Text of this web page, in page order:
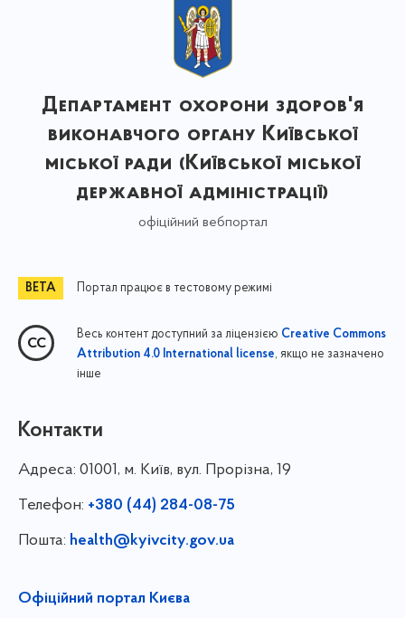
Департамент охорони здоров'я
виконавчого органу Київської
міської ради (Київської міської
державної адміністрації)
офіційний вебпортал
Портал працює в тестовому режимі
Весь контент доступний за ліцензією Creative Commons
Attribution 4.0 International license, якщо не зазначено
інше
Контакти
Адреса: 01001, м. Київ, вул. Прорізна, 19
Телефон: +380 (44) 284-08-75
Пошта: health@kyivcity.gov.ua
Офіційний портал Києва